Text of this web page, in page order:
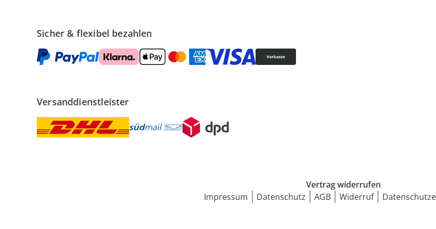
Sicher & flexibel bezahlen
Versanddienstleister
Vertrag widerrufen
Impressum
Datenschutz AGB Widerruf